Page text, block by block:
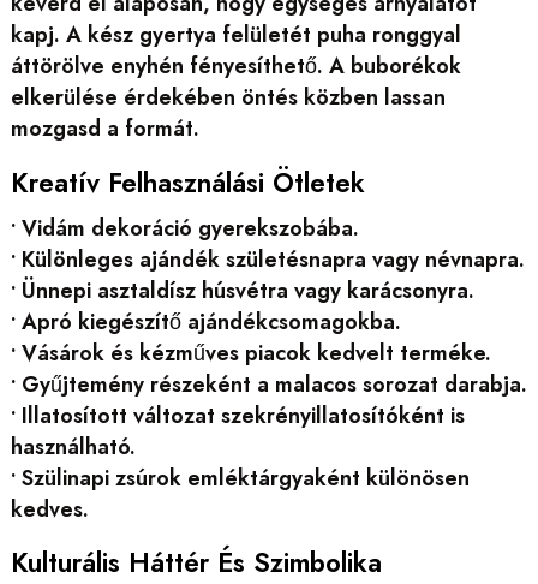
kapj. A kész gyertya felületét puha ronggyal
áttörölve enyhén fényesíthető. A buborékok
elkerülése érdekében öntés közben lassan
mozgasd a formát.
Kreatív Felhasználási Ötletek
• Vidám dekoráció gyerekszobába.
• Különleges ajándék születésnapra vagy névnapra.
• Ünnepi asztaldísz húsvétra vagy karácsonyra.
• Apró kiegészítő ajándékcsomagokba.
• Vásárok és kézműves piacok kedvelt terméke.
• Gyűjtemény részeként a malacos sorozat darabja.
• Illatosított változat szekrényillatosítóként is
használható.
• Szülinapi zsúrok emléktárgyaként különösen
kedves.
Kulturális Háttér És Szimbolika